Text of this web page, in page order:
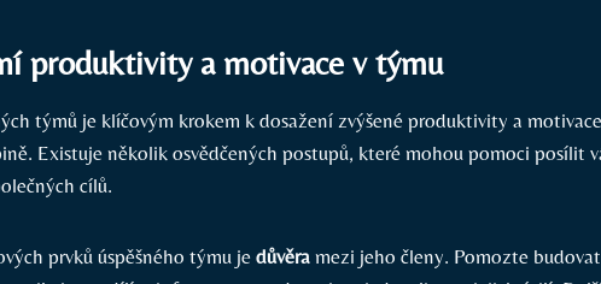
produktivity⁢ a​ motivace v ⁣týmu
týmů je ​klíčovým krokem k dosažení ⁣zvýšené produktivity a
Existuje několik osvědčených ⁤postupů, které⁣ mohou pomoci​ posílit
cílů.
prvků úspěšného týmu je důvěra mezi⁤ jeho ‍členy. Pomozte⁢